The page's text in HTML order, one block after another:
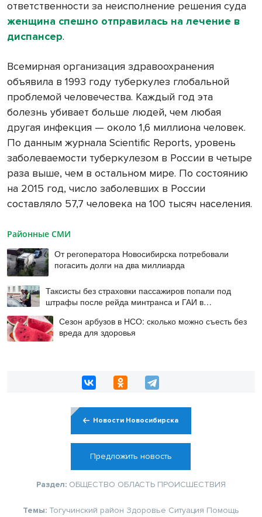
ответственности за неисполнение решения суда
женщина спешно отправилась на лечение в
диспансер.
Всемирная организация здравоохранения
объявила в 1993 году туберкулез глобальной
проблемой человечества. Каждый год эта
болезнь убивает больше людей, чем любая
другая инфекция — около 1,6 миллиона человек.
По данным журнала Scientific Reports, уровень
заболеваемости туберкулезом в России в четыре
раза выше, чем в остальном мире. По состоянию
на 2015 год, число заболевших в России
составляло 57,7 человека на 100 тысяч населения.
Районные СМИ
От регоператора Новосибирска потребовали
погасить долги на два миллиарда
Таксисты без страховки пассажиров попали под
штрафы после рейда минтранса и ГАИ в
Сезон арбузов в НСО: сколько можно съесть без
вреда для здоровья
Новости Новосибирска
Предложить новость
Раздел: ОБЩЕСТВО ОБЛАСТЬ ПРОИСШЕСТВИЯ
Темы: Тогучинский район Здоровье Ситуация Помощь